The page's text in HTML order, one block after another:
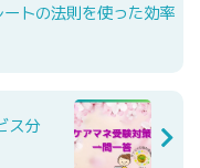
トの法則を使った効率
ス分